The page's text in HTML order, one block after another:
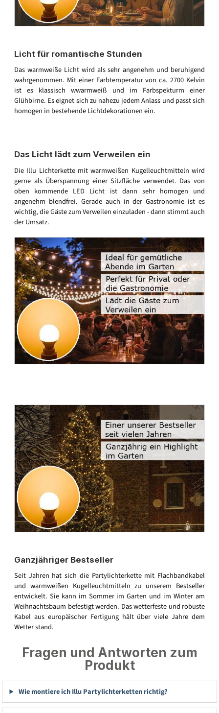
Licht für romantische Stunden
Das warmweiße Licht wird als sehr angenehm und beruhigend
wahrgenommen. Mit einer Farbtemperatur von ca. 2700 Kelvin
ist es klassisch wwarmweiß und im Farbspekturm einer
Glühbirne. Es eignet sich zu nahezu jedem Anlass und passt sich
homogen in bestehende Lichtdekorationen ein.
Das Licht lädt zum Verweilen ein
Die Illu Lichterkette mit warmweißen Kugelleuchtmitteln wird
gerne als Überspannung einer Sitzfläche verwendet. Das von
oben kommende LED Licht ist dann sehr homogen und
angenehm blendfrei. Gerade auch in der Gastronomie ist es
wichtig, die Gäste zum Verweilen einzuladen - dann stimmt auch
der Umsatz.
Ganzjähriger Bestseller
Seit Jahren hat sich die Partylichterkette mit Flachbandkabel
und warmweißen Kugelleuchtmitteln zu unserem Bestseller
entwickelt. Sie kann im Sommer im Garten und im Winter am
Weihnachtsbaum befestigt werden. Das wetterfeste und robuste
Kabel aus europäischer Fertigung hält über viele Jahre dem
Wetter stand.
Fragen und Antworten zum
Produkt
Wie montiere ich Illu Partylichterketten richtig?